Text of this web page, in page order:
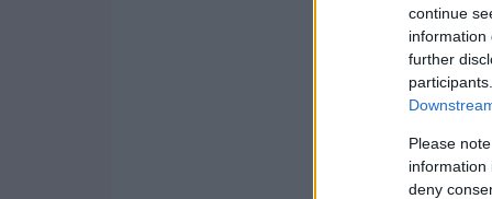
continue
information
further
Please
information
deny